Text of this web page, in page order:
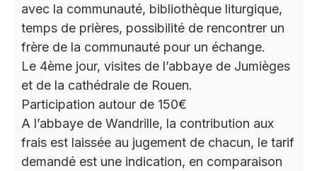
avec la communauté, bibliothèque liturgique,
temps de prières, possibilité de rencontrer un
frère de la communauté pour un échange.
Le 4ème jour, visites de l’abbaye de Jumièges
et de la cathédrale de Rouen.
Participation autour de 150€
A l’abbaye de Wandrille, la contribution aux
frais est laissée au jugement de chacun, le tarif
demandé est une indication, en comparaison